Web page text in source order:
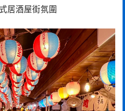
居酒屋街氛圍